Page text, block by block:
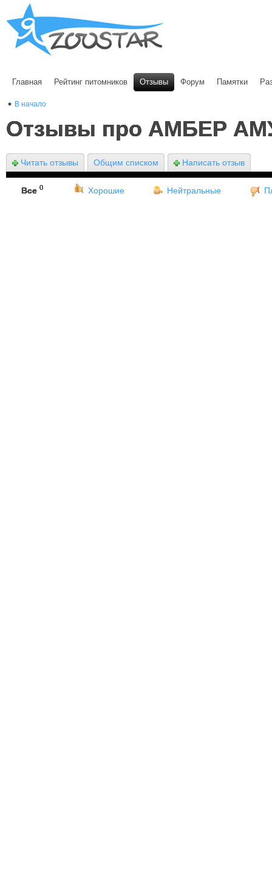
Главная Рейтинг питомников Отзывы Форум Памятки
В начало
Отзывы про АМБЕР
Читать отзывы Общим списком Написать отзыв
Все 0 Хорошие Нейтральные